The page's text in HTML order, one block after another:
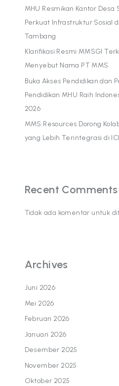
MHU Resmikan Kantor Desa
Perkuat Infrastruktur Sosial
Tambang
Klarifikasi Resmi MMSGI
Menyebut Nama PT MMS
Buka Akses Pendidikan dan
Pendidikan MHU Raih
2026
MMS Resources Dorong
yang Lebih Terintegrasi di
Recent Comments
Tidak ada komentar untuk
Archives
Juni 2026
Mei 2026
Februari 2026
Januari 2026
Desember 2025
November 2025
Oktober 2025